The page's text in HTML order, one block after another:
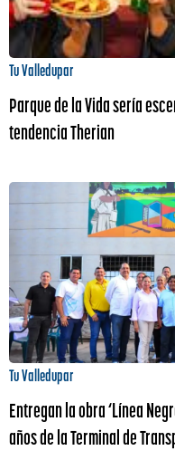
Tu Valledupar
Parque de la Vida sería
tendencia Therian
Tu Valledupar
Entregan la obra ‘Línea
años de la Terminal de